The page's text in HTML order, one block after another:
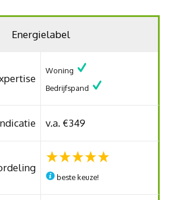
Energielabel
Woning
Bedrijfspand
v.a. €349
beste keuze!